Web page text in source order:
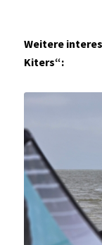
Weitere
Kiters“: